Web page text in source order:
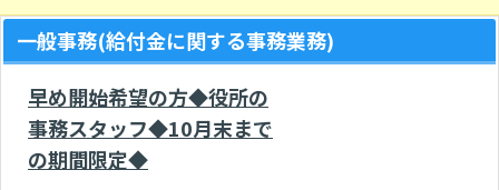
一般事務(給付金に関する事務業務)
早め開始希望の方◆役所の
事務スタッフ◆10月末まで
の期間限定◆